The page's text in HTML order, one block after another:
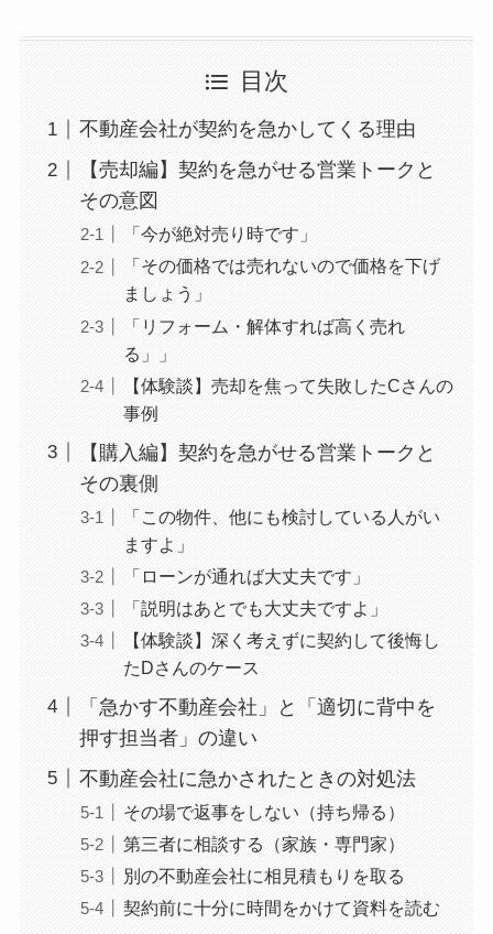
目次
不動産会社が契約を急かしてくる理由
【売却編】契約を急がせる営業トークと
その意図
「今が絶対売り時です」
「その価格では売れないので価格を下げ
ましょう」
「リフォーム・解体すれば高く売れ
る」」
【体験談】売却を焦って失敗したCさんの
事例
【購入編】契約を急がせる営業トークと
その裏側
「この物件、他にも検討している人がい
ますよ」
「ローンが通れば大丈夫です」
「説明はあとでも大丈夫ですよ」
【体験談】深く考えずに契約して後悔し
たDさんのケース
「急かす不動産会社」と「適切に背中を
押す担当者」の違い
不動産会社に急かされたときの対処法
その場で返事をしない（持ち帰る）
第三者に相談する（家族・専門家）
別の不動産会社に相見積もりを取る
契約前に十分に時間をかけて資料を読む